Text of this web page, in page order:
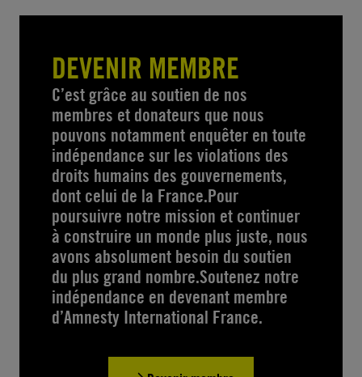
DEVENIR MEMBRE
C’est grâce au soutien de nos
membres et donateurs que nous
pouvons notamment enquêter en toute
indépendance sur les violations des
droits humains des gouvernements,
dont celui de la France.Pour
poursuivre notre mission et continuer
à construire un monde plus juste, nous
avons absolument besoin du soutien
du plus grand nombre.Soutenez notre
indépendance en devenant membre
d’Amnesty International France.